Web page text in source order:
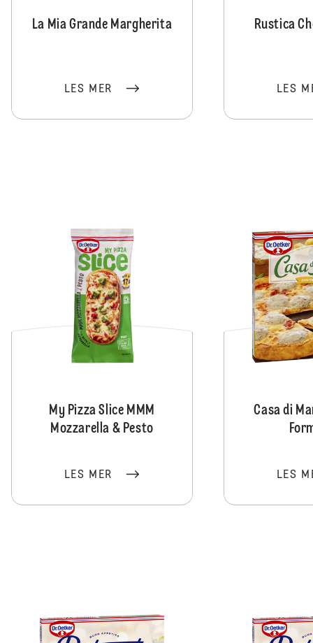
La Mia Grande Margherita
LES MER
Rustica
LES
My Pizza Slice MMM
Mozzarella & Pesto
LES MER
Casa di
LES